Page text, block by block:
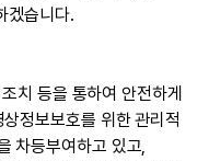
겠습니다.
치 등을 통하여 안전하게
정보보호를 위한 관리적
차등부여하고 있고,